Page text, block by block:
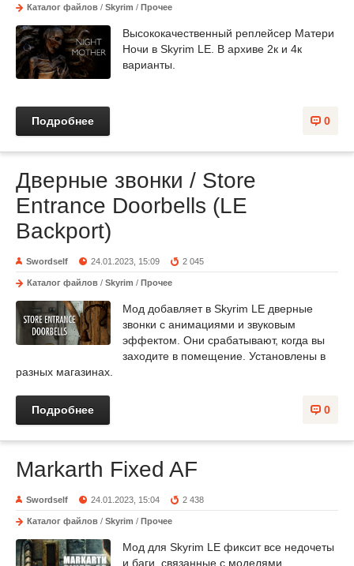
Каталог файлов / Skyrim / Прочее
Высококачественный реплейсер Матери
Ночи в Skyrim LE. В архиве 2к и 4к
варианты.
0
Подробнее
Дверные звонки / Store
Entrance Doorbells (LE
Backport)
Swordself 24.01.2023, 15:09 2 045
Каталог файлов / Skyrim / Прочее
Мод добавляет в Skyrim LE дверные
звонки с анимациями и звуковым
эффектом. Они срабатывают, когда вы
заходите в помещение. Установлены в
разных магазинах.
0
Подробнее
Markarth Fixed AF
Swordself 24.01.2023, 15:04 2 438
Каталог файлов / Skyrim / Прочее
Мод для Skyrim LE фиксит все недочеты
и баги, связанные с моделями